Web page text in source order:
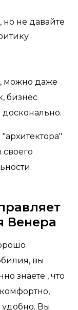
но не давайте
можно даже
бизнес
своего
Венера
вы
знаете , что
удобно. Вы